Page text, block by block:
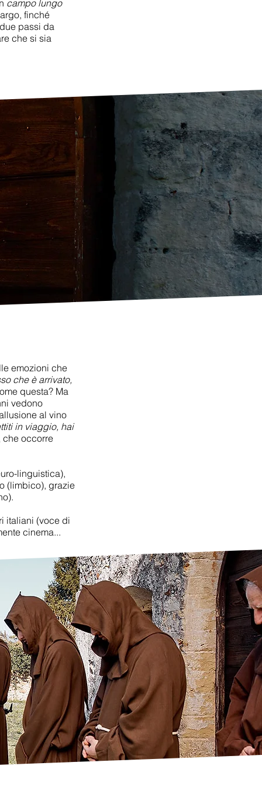
campo lungo
finché
passi da
che si sia
emozioni che
che è arrivato,
questa? Ma
vedono
al vino
in viaggio, hai
che occorre
linguistica),
(limbico), grazie
italiani (voce di
cinema...